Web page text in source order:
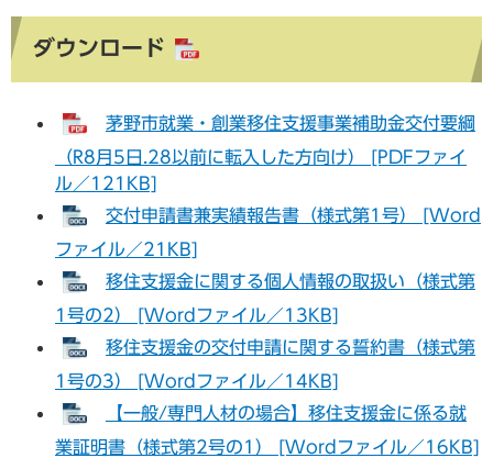
ダウンロード
茅野市就業・創業移住支援事業補助金交付要綱
（R8月5日.28以前に転入した方向け） [PDFファイ
ル／121KB]
交付申請書兼実績報告書（様式第1号） [Word
ファイル／21KB]
移住支援金に関する個人情報の取扱い（様式第
1号の2） [Wordファイル／13KB]
移住支援金の交付申請に関する誓約書（様式第
1号の3） [Wordファイル／14KB]
【一般/専門人材の場合】移住支援金に係る就
業証明書（様式第2号の1） [Wordファイル／16KB]